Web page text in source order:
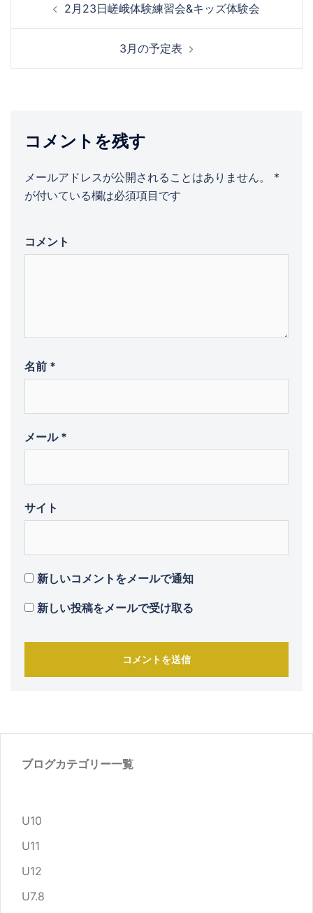
ナ
ゲ
ン
2月23日嵯峨体験練習会&キッズ体験会
3月の予定表
コメントを残す
メールアドレスが公開されることはありません。
*
が付いている欄は必須項目です
コメント
名前 *
メール *
サイト
新しいコメントをメールで通知
新しい投稿をメールで受け取る
ブログカテゴリー一覧
U10
U11
U12
U7.8